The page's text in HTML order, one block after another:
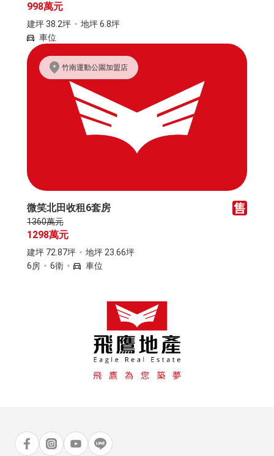
998萬元
建坪 38.2坪
地坪 6.8坪
車位
竹南運動公園加盟店
微笑北田收租6套房
1360萬元
1298萬元
建坪 72.87坪
地坪 23.66坪
6房
6衛 車位